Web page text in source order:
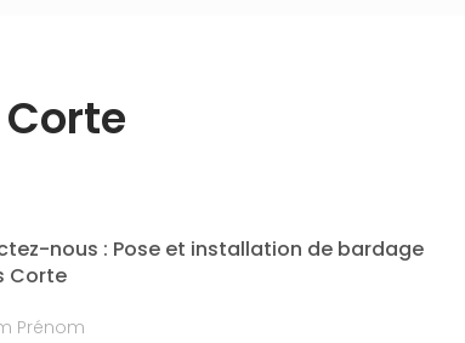
nous : Pose et installation de bardage
Corte